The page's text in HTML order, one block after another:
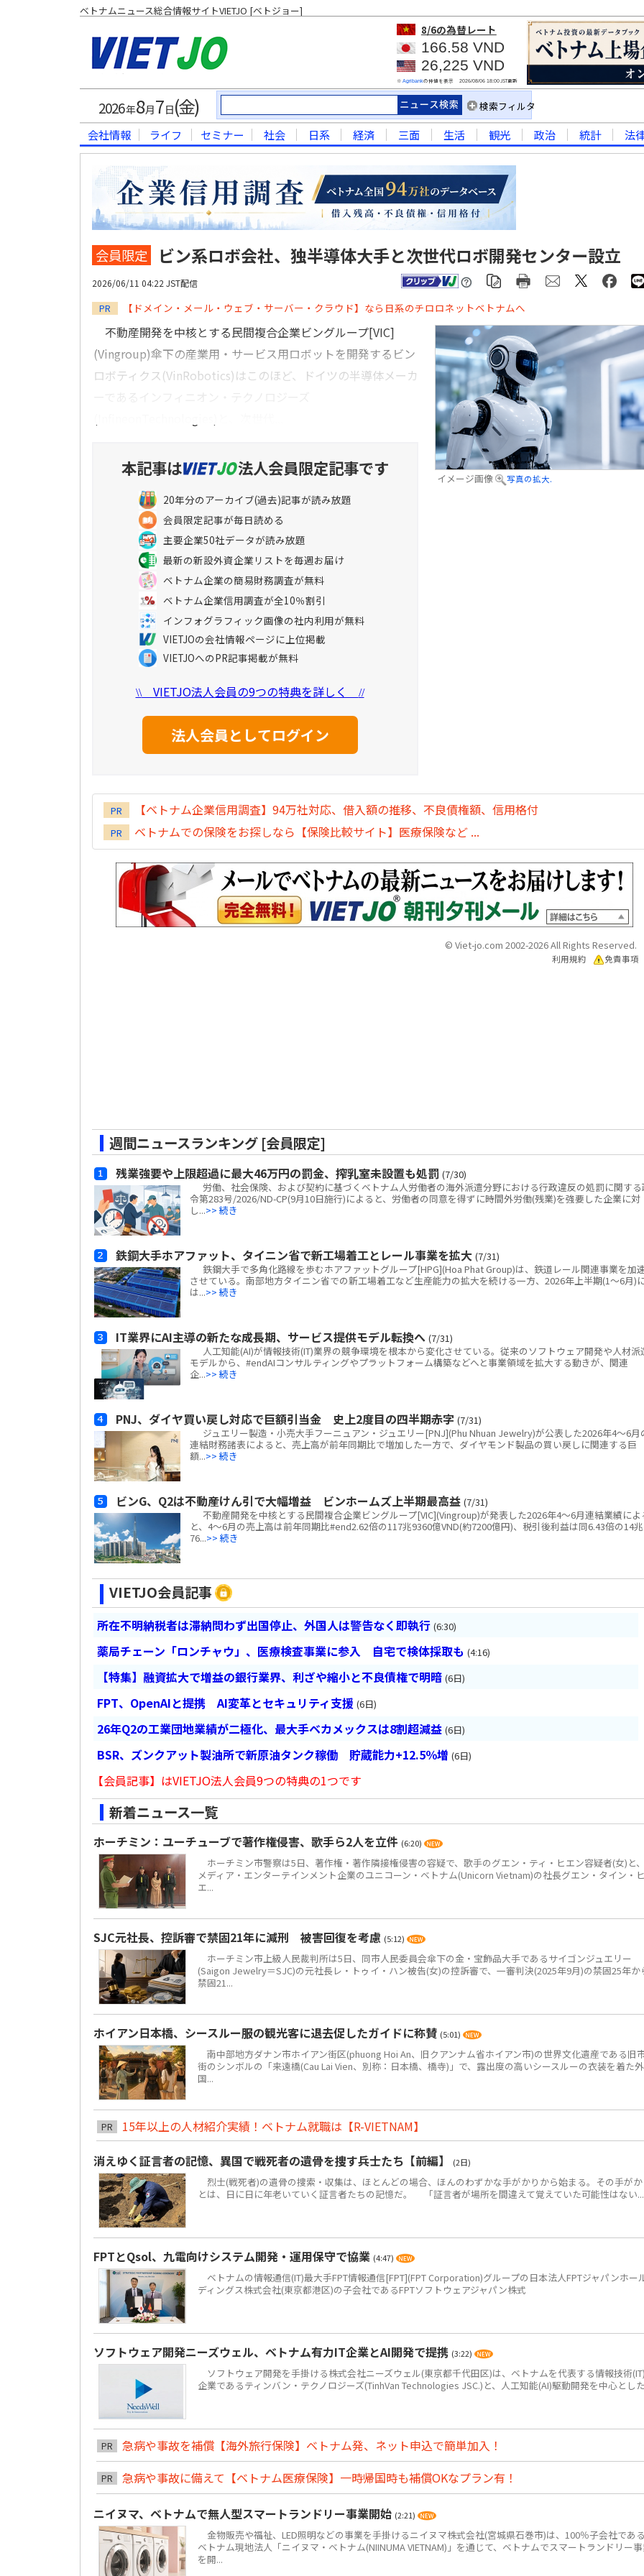
ベトナムニュース総合情報サイトVIETJO [ベトジョー]
8/6の為替レート
166.58 VND
26,225 VND
※ Agribankの仲値を表示 2026/08/06 18:00JST更新
2026年8月7 日(金) 検索フィルタ
会社情報 ライフ セミナー 社会 日系 経済 三面 生活 観光 政治 統計 法
会員限定 ビン系ロボ会社、独半導体大手と次世代ロボ開発センター設立
2026/06/11 04:22 JST配信
PR 【ドメイン・メール・ウェブ・サーバー・クラウド】なら日系のチロロネットベトナムへ
イメージ画像 写真の拡大.
不動産開発を中核とする民間複合企業ビングループ[VIC]
(Vingroup)傘下の産業用・サービス用ロボットを開発するビン
ロボティクス(VinRobotics)はこのほど、ドイツの半導体メーカ
本記事は 法人会員限定記事です
20年分のアーカイブ(過去)記事が読み放題
会員限定記事が毎日読める
主要企業50社データが読み放題
最新の新設外資企業リストを毎週お届け
ベトナム企業の簡易財務調査が無料
ベトナム企業信用調査が全10％割引
インフォグラフィック画像の社内利用が無料
VIETJOの会社情報ページに上位掲載
VIETJOへのPR記事掲載が無料
\\VIETJO法人会員の9つの特典を詳しく //
PR 【ベトナム企業信用調査】94万社対応、借入額の推移、不良債権額、信用格付
PR ベトナムでの保険をお探しなら【保険比較サイト】医療保険など ...
© Viet-jo.com 2002-2026 All Rights Reserved.
利用規約 免責事項
週間ニュースランキング [会員限定]
残業強要や上限超過に最大46万円の罰金、搾乳室未設置も処罰 (7/30)
労働、社会保険、および契約に基づくベトナム人労働者の海外派遣分野における行政違反の処罰に関する
令第283号/2026/ND-CP(9月10日施行)によると、労働者の同意を得ずに時間外労働(残業)を強要した企業に対
し...>> 続き
鉄鋼大手ホアファット、タイニン省で新工場着工とレール事業を拡大 (7/31)
鉄鋼大手で多角化路線を歩むホアファットグループ[HPG](Hoa Phat Group)は、鉄道レール関連事業を加
させている。南部地方タイニン省での新工場着工など生産能力の拡大を続ける一方、2026年上半期(1～6月)
は...>> 続き
IT業界にAI主導の新たな成長期、サービス提供モデル転換へ (7/31)
人工知能(AI)が情報技術(IT)業界の競争環境を根本から変化させている。従来のソフトウェア開発や人材派
モデルから、#endAIコンサルティングやプラットフォーム構築などへと事業領域を拡大する動きが、関連
企...>> 続き
PNJ、ダイヤ買い戻し対応で巨額引当金 史上2度目の四半期赤字 (7/31)
ジュエリー製造・小売大手フーニュアン・ジュエリー[PNJ](Phu Nhuan Jewelry)が公表した2026年4～6月
連結財務諸表によると、売上高が前年同期比で増加した一方で、ダイヤモンド製品の買い戻しに関連する巨
額...>> 続き
ビンG、Q2は不動産けん引で大幅増益 ビンホームズ上半期最高益 (7/31)
不動産開発を中核とする民間複合企業ビングループ[VIC](Vingroup)が発表した2026年4～6月連結業績によ
と、4～6月の売上高は前年同期比#end2.62倍の117兆9360億VND(約7200億円)、税引後利益は同6.43倍の14兆
76...>> 続き
VIETJO会員記事
所在不明納税者は滞納問わず出国停止、外国人は警告なく即執行 (6:30)
薬局チェーン「ロンチャウ」、医療検査事業に参入 自宅で検体採取も (4:16)
【特集】融資拡大で増益の銀行業界、利ざや縮小と不良債権で明暗 (6日)
FPT、OpenAIと提携 AI変革とセキュリティ支援 (6日)
26年Q2の工業団地業績が二極化、最大手ベカメックスは8割超減益 (6日)
BSR、ズンクアット製油所で新原油タンク稼働 貯蔵能力+12.5％増 (6日)
【会員記事】はVIETJO法人会員9つの特典の1つです
新着ニュース一覧
ホーチミン：ユーチューブで著作権侵害、歌手ら2人を立件 (6:20)
ホーチミン市警察は5日、著作権・著作隣接権侵害の容疑で、歌手のグエン・ティ・ヒエン容疑者(女)と、
メディア・エンターテインメント企業のユニコーン・ベトナム(Unicorn Vietnam)の社長グエン・タイン・ヒ
エ...
SJC元社長、控訴審で禁固21年に減刑 被害回復を考慮 (5:12)
ホーチミン市上級人民裁判所は5日、同市人民委員会傘下の金・宝飾品大手であるサイゴンジュエリー
(Saigon Jewelry＝SJC)の元社長レ・トゥイ・ハン被告(女)の控訴審で、一審判決(2025年9月)の禁固25年か
禁固21...
ホイアン日本橋、シースルー服の観光客に退去促したガイドに称賛 (5:01)
南中部地方ダナン市ホイアン街区(phuong Hoi An、旧クアンナム省ホイアン市)の世界文化遺産である旧
街のシンボルの「来遠橋(Cau Lai Vien、別称：日本橋、橋寺)」で、露出度の高いシースルーの衣装を着た外
国...
PR
15年以上の人材紹介実績！ベトナム就職は【R-VIETNAM】
消えゆく証言者の記憶、異国で戦死者の遺骨を捜す兵士たち【前編】
(2日)
烈士(戦死者)の遺骨の捜索・収集は、ほとんどの場合、ほんのわずかな手がかりから始まる。その手がか
とは、日に日に年老いていく証言者たちの記憶だ。 「証言者が場所を間違えて覚えていた可能性はない...
FPTとQsol、九電向けシステム開発・運用保守で協業 (4:47)
ベトナムの情報通信(IT)最大手FPT情報通信[FPT](FPT Corporation)グループの日本法人FPTジャパンホー
ディングス株式会社(東京都港区)の子会社であるFPTソフトウェアジャパン株式
ソフトウェア開発ニーズウェル、ベトナム有力IT企業とAI開発で提携 (3:22)
ソフトウェア開発を手掛ける株式会社ニーズウェル(東京都千代田区)は、ベトナムを代表する情報技術(IT)
企業であるティンバン・テクノロジーズ(TinhVan Technologies JSC.)と、人工知能(AI)駆動開発を中心とし
PR 急病や事故を補償【海外旅行保険】ベトナム発、ネット申込で簡単加入！
PR 急病や事故に備えて【ベトナム医療保険】一時帰国時も補償OKなプラン有！
ニイヌマ、ベトナムで無人型スマートランドリー事業開始 (2:21)
金物販売や福祉、LED照明などの事業を手掛けるニイヌマ株式会社(宮城県石巻市)は、100％子会社である
ベトナム現地法人「ニイヌマ・ベトナム(NIINUMA VIETNAM)」を通じて、ベトナムでスマートランドリー
を開...